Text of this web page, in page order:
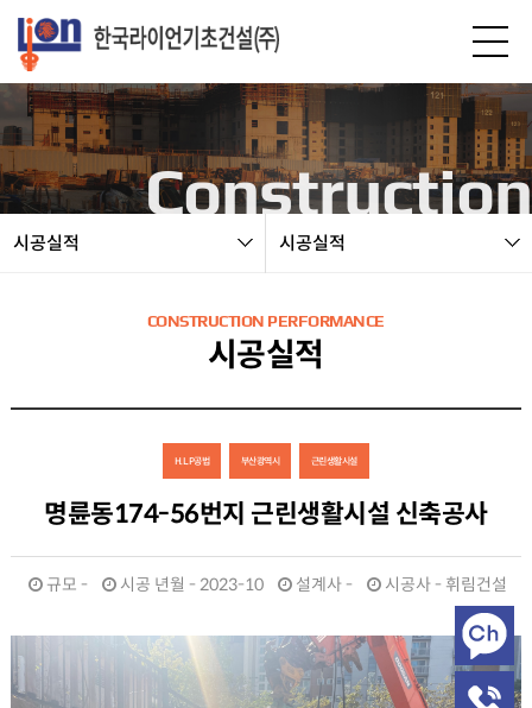
Construction
시공실적 시공실적
CONSTRUCTION PERFORMANCE
시공실적
H.L.P공법 부산광역시 근린생활시설
명륜동174-56번지 근린생활시설 신축공사
시공사 - 휘림건설
설계사 -
시공 년월 - 2023-10
규모 -